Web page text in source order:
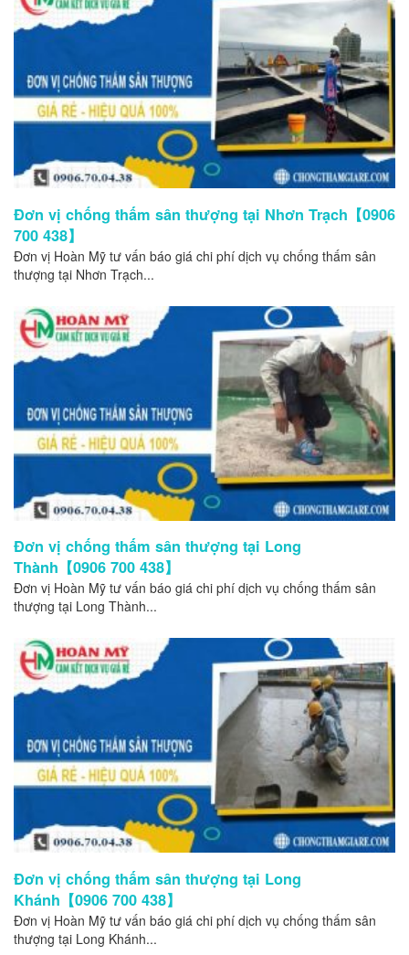
Đơn vị chống thấm sân thượng tại Nhơn Trạch【0906
700 438】
Đơn vị Hoàn Mỹ tư vấn báo giá chi phí dịch vụ chống thấm sân
thượng tại Nhơn Trạch...
Đơn vị chống thấm sân thượng tại Long
Thành【0906 700 438】
Đơn vị Hoàn Mỹ tư vấn báo giá chi phí dịch vụ chống thấm sân
thượng tại Long Thành...
Đơn vị chống thấm sân thượng tại Long
Khánh【0906 700 438】
Đơn vị Hoàn Mỹ tư vấn báo giá chi phí dịch vụ chống thấm sân
thượng tại Long Khánh...